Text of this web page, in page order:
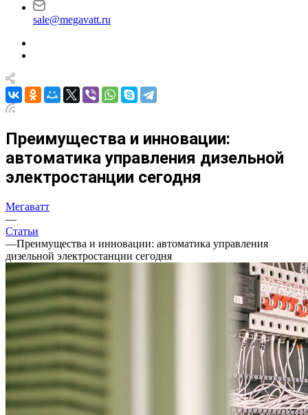
sale@megavatt.ru
Преимущества и инновации:
автоматика управления дизельной
электростанции сегодня
Мегаватт
—
Статьи
—Преимущества и инновации: автоматика управления
дизельной электростанции сегодня